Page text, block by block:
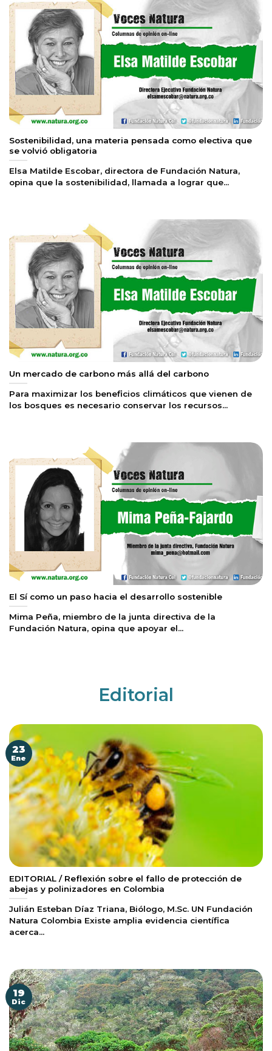
Sostenibilidad, una materia pensada como electiva que
se volvió obligatoria
Elsa Matilde Escobar, directora de Fundación Natura,
opina que la sostenibilidad, llamada a lograr que...
Un mercado de carbono más allá del carbono
Para maximizar los beneficios climáticos que vienen de
los bosques es necesario conservar los recursos...
El Sí como un paso hacia el desarrollo sostenible
Mima Peña, miembro de la junta directiva de la
Fundación Natura, opina que apoyar el...
Editorial
EDITORIAL / Reflexión sobre el fallo de protección de
abejas y polinizadores en Colombia
Julián Esteban Díaz Triana, Biólogo, M.Sc. UN Fundación
Natura Colombia Existe amplia evidencia científica
acerca...
23
Ene
19
Dic